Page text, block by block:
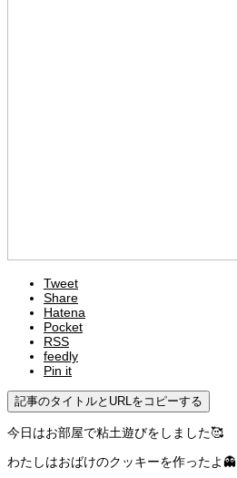
Tweet
Share
Hatena
Pocket
RSS
feedly
Pin it
記事のタイトルとURLをコピーする
今日はお部屋で粘土遊びをしました🥰
わたしはおばけのクッキーを作ったよ👻